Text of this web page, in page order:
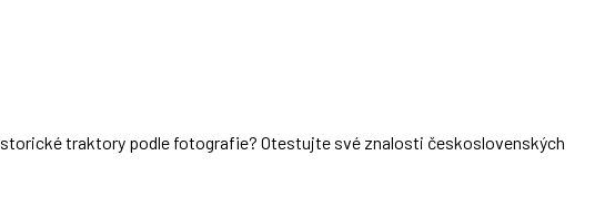
traktory podle fotografie? Otestujte své znalosti československých